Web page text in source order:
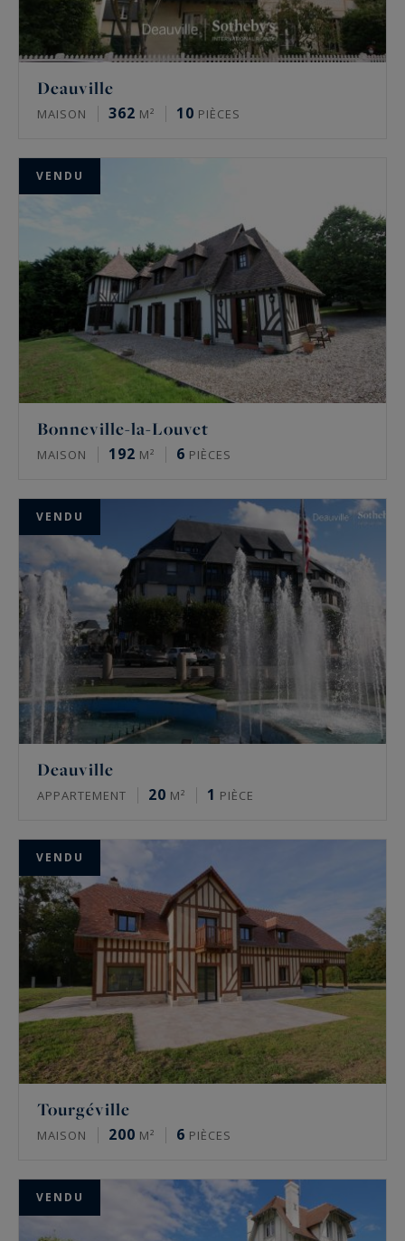
Deauville
MAISON 362 M² 10 PIÈCES
VENDU
Bonneville-la-Louvet
MAISON 192 M² 6 PIÈCES
VENDU
Deauville
APPARTEMENT 20 M² 1 PIÈCE
VENDU
Tourgéville
MAISON 200 M² 6 PIÈCES
VENDU